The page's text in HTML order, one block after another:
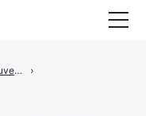
Nabu X - Le nouveau bracelet connecté de Razer
›